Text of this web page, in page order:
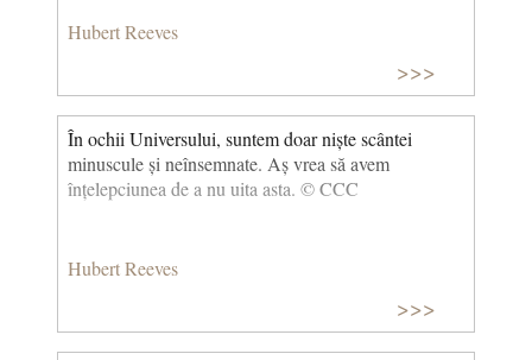
Hubert Reeves
>>>
În ochii Universului, suntem doar niște scântei
minuscule și neînsemnate. Aș vrea să avem
înțelepciunea de a nu uita asta. © CCC
Hubert Reeves
>>>